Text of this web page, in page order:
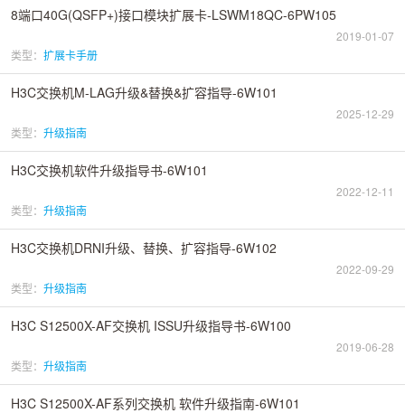
8端口40G(QSFP+)接口模块扩展卡-LSWM18QC-6PW105
2019-01-07
类型： 扩展卡手册
H3C交换机M-LAG升级&替换&扩容指导-6W101
2025-12-29
类型： 升级指南
H3C交换机软件升级指导书-6W101
2022-12-11
类型： 升级指南
H3C交换机DRNI升级、替换、扩容指导-6W102
2022-09-29
类型： 升级指南
H3C S12500X-AF交换机 ISSU升级指导书-6W100
2019-06-28
类型： 升级指南
H3C S12500X-AF系列交换机 软件升级指南-6W101